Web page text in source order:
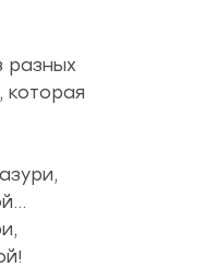
разных
которая